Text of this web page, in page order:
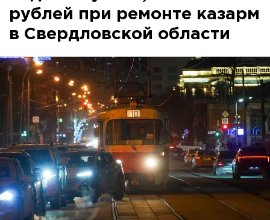
рублей при ремонте казарм
в Свердловской области